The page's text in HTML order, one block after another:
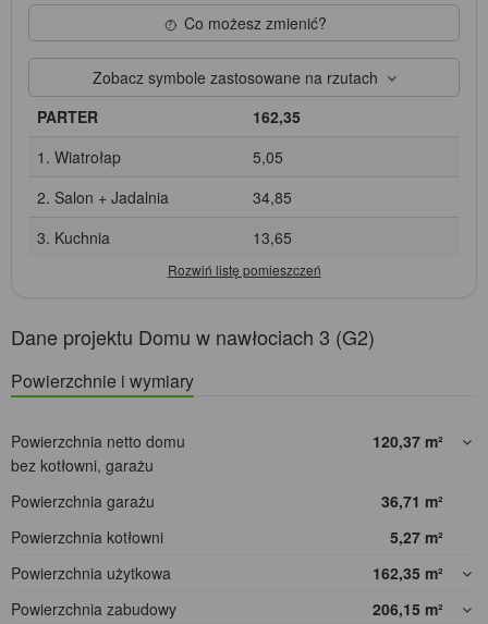
Co możesz zmienić?
Zobacz symbole zastosowane na rzutach
PARTER
162,35
1. Wiatrołap
5,05
2. Salon + Jadalnia
34,85
3. Kuchnia
13,65
Dane projektu Domu w nawłociach 3 (G2)
Powierzchnie i wymiary
Powierzchnia netto domu
bez kotłowni, garażu
120,37 m²
Powierzchnia garażu 36,71 m²
Powierzchnia kotłowni
5,27 m²
Powierzchnia użytkowa
162,35 m²
Powierzchnia zabudowy
206,15 m²